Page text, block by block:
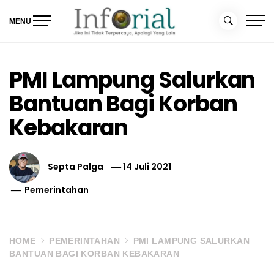
MENU
PMI Lampung Salurkan
Bantuan Bagi Korban
Kebakaran
Septa Palga
14 Juli 2021
Pemerintahan
HOME PEMERINTAHAN
PMI LAMPUNG SALURKAN
BANTUAN BAGI KORBAN KEBAKARAN